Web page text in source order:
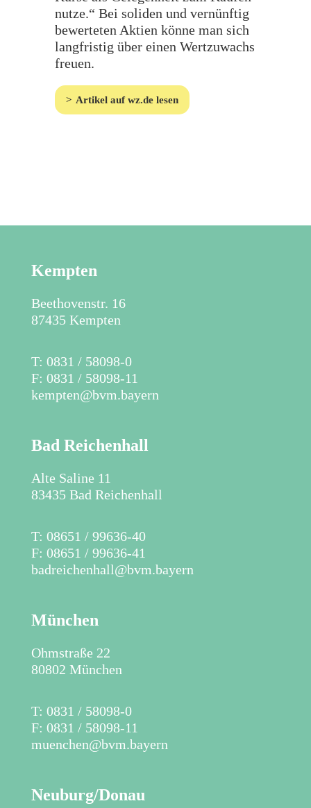
nutze.“ Bei soliden und vernünftig
bewerteten Aktien könne man sich
langfristig über einen Wertzuwachs
freuen.
Artikel auf wz.de lesen
Kempten
Beethovenstr. 16
87435 Kempten
​T: 0831 / 58098-0
F: 0831 / 58098-11
kempten@bvm.bayern
Bad Reichenhall
Alte Saline 11
83435 Bad Reichenhall
​T: 08651 / 99636-40
F: 08651 / 99636-41
badreichenhall@bvm.bayern
München
Ohmstraße 22
80802 München
T: 0831 / 58098-0
F: 0831 / 58098-11
muenchen@bvm.bayern
Neuburg/Donau